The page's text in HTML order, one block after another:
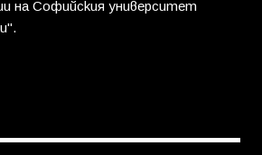
на Софийския университет